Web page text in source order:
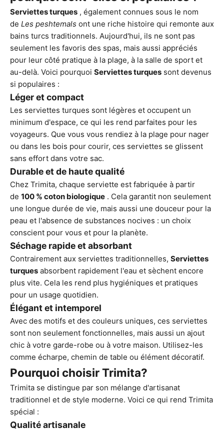
Serviettes turques , également connues sous le nom
de Les peshtemals ont une riche histoire qui remonte aux
bains turcs traditionnels. Aujourd'hui, ils ne sont pas
seulement les favoris des spas, mais aussi appréciés
pour leur côté pratique à la plage, à la salle de sport et
au-delà. Voici pourquoi Serviettes turques sont devenus
si populaires :
Léger et compact
Les serviettes turques sont légères et occupent un
minimum d'espace, ce qui les rend parfaites pour les
voyageurs. Que vous vous rendiez à la plage pour nager
ou dans les bois pour courir, ces serviettes se glissent
sans effort dans votre sac.
Durable et de haute qualité
Chez Trimita, chaque serviette est fabriquée à partir
de 100 % coton biologique . Cela garantit non seulement
une longue durée de vie, mais aussi une douceur pour la
peau et l'absence de substances nocives : un choix
conscient pour vous et pour la planète.
Séchage rapide et absorbant
Contrairement aux serviettes traditionnelles, Serviettes
turques absorbent rapidement l'eau et sèchent encore
plus vite. Cela les rend plus hygiéniques et pratiques
pour un usage quotidien.
Élégant et intemporel
Avec des motifs et des couleurs uniques, ces serviettes
sont non seulement fonctionnelles, mais aussi un ajout
chic à votre garde-robe ou à votre maison. Utilisez-les
comme écharpe, chemin de table ou élément décoratif.
Pourquoi choisir Trimita?
Trimita se distingue par son mélange d'artisanat
traditionnel et de style moderne. Voici ce qui rend Trimita
spécial :
Qualité artisanale